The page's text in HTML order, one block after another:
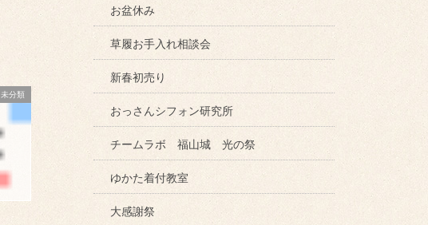
未分類
お盆休み
草履お手入れ相談会
新春初売り
おっさんシフォン研究所
チームラボ 福山城 光の祭
ゆかた着付教室
大感謝祭